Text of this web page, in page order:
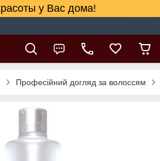
у Вас дома!
Професійний догляд за волоссям